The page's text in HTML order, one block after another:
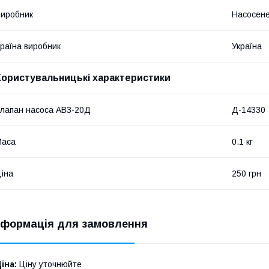
виробник Україна
характеристики
насоса АВЗ-20Д Д-14330
0.1 кг
250 грн
для замовлення
Ціну уточнюйте